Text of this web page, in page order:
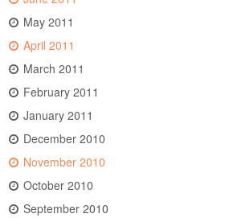
May 2011
April 2011
March 2011
February 2011
January 2011
December 2010
November 2010
October 2010
September 2010